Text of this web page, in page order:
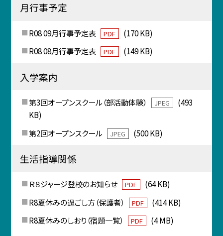
月行事予定
R08 09月行事予定表 PDF
(170 KB)
R08 08月行事予定表
PDF (149 KB)
入学案内
第3回オープンスクール（部活動体験） JPEG
(493
KB)
第2回オープンスクール
JPEG (500 KB)
生活指導関係
Ｒ８ジャージ登校のお知らせ PDF
(64 KB)
R8夏休みの過ごし方（保護者）
PDF
(414 KB)
R8夏休みのしおり（宿題一覧）
PDF (4 MB)